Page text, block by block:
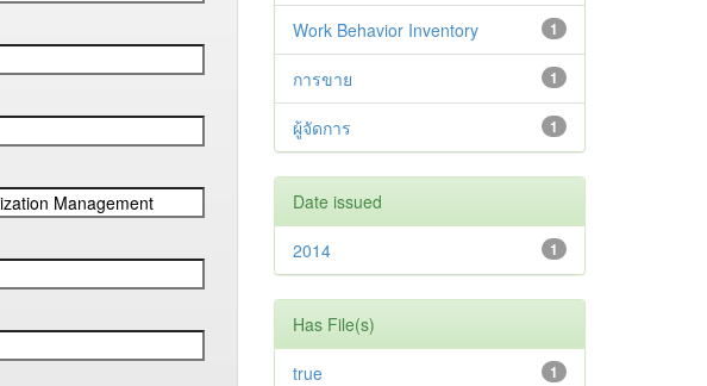
1
Work Behavior Inventory
1
การขาย
1
ผู้จัดการ
Date issued
1
2014
Has File(s)
1
true